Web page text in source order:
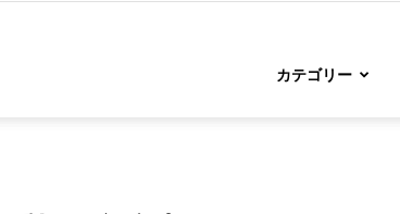
カテゴリー